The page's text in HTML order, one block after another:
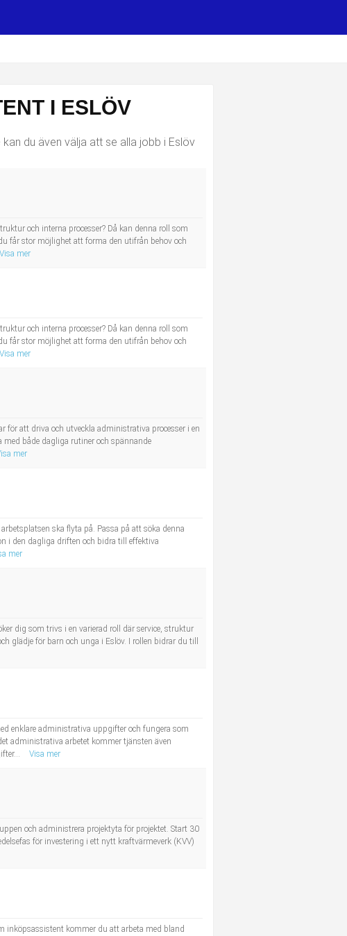
I ESLÖV
du även välja att se alla jobb i Eslöv
och interna processer? Då kan denna roll som
får stor möjlighet att forma den utifrån behov och
Visa mer
och interna processer? Då kan denna roll som
får stor möjlighet att forma den utifrån behov och
Visa mer
för att driva och utveckla administrativa processer i en
både dagliga rutiner och spännande
mer
ska flyta på. Passa på att söka denna
i den dagliga driften och bidra till effektiva
mer
dig som trivs i en varierad roll där service, struktur
glädje för barn och unga i Eslöv. I rollen bidrar du till
enklare administrativa uppgifter och fungera som
administrativa arbetet kommer tjänsten även
Visa mer
och administrera projektyta för projektet. Start 30
för investering i ett nytt kraftvärmeverk (KVV)
inköpsassistent kommer du att arbeta med bland